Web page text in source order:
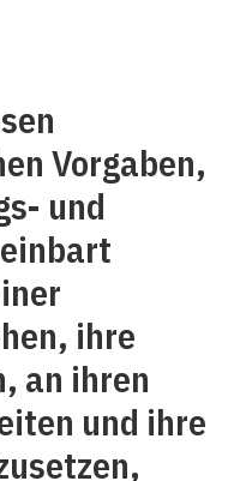
Vorgaben,
und
ihre
an ihren
und ihre